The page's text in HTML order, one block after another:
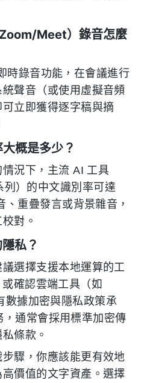
Meet）錄音怎麼
時錄音功能，在會議進行
聲音（或使用虛擬音頻
立即獲得逐字稿與摘
概是多少？
況下，主流 AI 工具
列）的中文識別率可達
重疊發言或背景雜音，
對。
私？
選擇支援本地運算的工
確認雲端工具（如
數據加密與隱私政策承
通常會採用標準加密傳
條款。
驟，你應該能更有效地
價值的文字資產。選擇